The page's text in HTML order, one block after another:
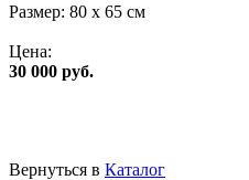
Размер: 80 x 65 см
Цена:
30 000 руб.
Вернуться в Каталог